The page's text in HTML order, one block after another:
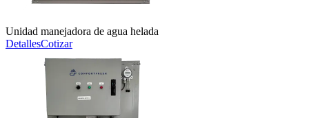
Unidad manejadora de agua helada
DetallesCotizar